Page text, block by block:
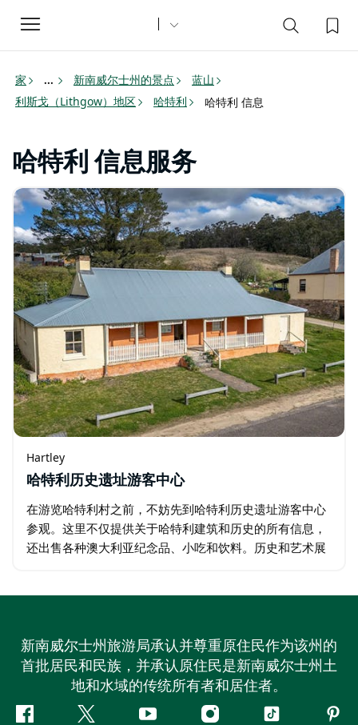
Toggle
navigation
家 ... 新南威尔士州的景点
蓝山
利斯戈（Lithgow）地区
哈特利 哈特利 信息
哈特利 信息服务
Hartley
哈特利历史遗址游客中心
在游览哈特利村之前，不妨先到哈特利历史遗址游客中心
参观。这里不仅提供关于哈特利建筑和历史的所有信息，
还出售各种澳大利亚纪念品、小吃和饮料。历史和艺术展
新南威尔士州旅游局承认并尊重原住民作为该州的
首批居民和民族，并承认原住民是新南威尔士州土
地和水域的传统所有者和居住者。